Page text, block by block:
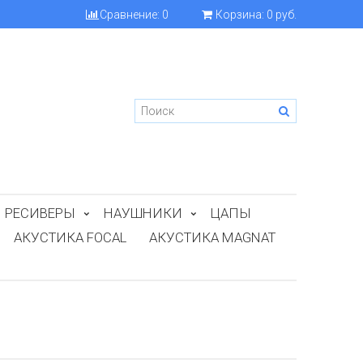
Сравнение: 0 Корзина: 0 руб.
РЕСИВЕРЫ НАУШНИКИ
ЦАПЫ
АКУСТИКА FOCAL
АКУСТИКА MAGNAT